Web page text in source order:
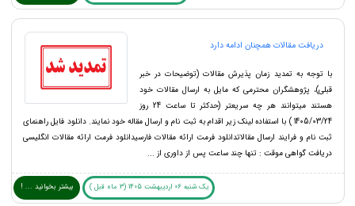
دریافت مقالات همچنان ادامه دارد
با توجه به تمدید زمان پذیرش مقالات (توضیحات در خبر
قبلی)، پژوهشگران محترمی که مایل به ارسال مقالات خود
هستند میتوانند هر چه سریعتر (حدکثر تا ساعت 24 روز
1405/03/24 ) با استفاده لینک زیر اقدام به ثبت نام و ارسال مقاله خود نمایند. دانلود فایل راهنمای
ثبت نام و فرایند ارسال مقالاتدانلود فرمت ارائه مقالات فارسیدانلود فرمت ارائه مقالات انگلیسی
دریافت گواهی موقت : تنها چند ساعت پس از داوری از ...
یک شنبه 06 اردیبهشت 1405 (3 ماه قبل ) بیشتر بخوانید ... !